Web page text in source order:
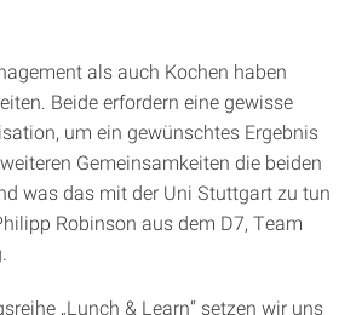
als auch Kochen haben
Beide erfordern eine gewisse
um ein gewünschtes Ergebnis
Gemeinsamkeiten die beiden
was das mit der Uni Stuttgart zu tun
Robinson aus dem D7, Team
„Lunch & Learn“ setzen wir uns